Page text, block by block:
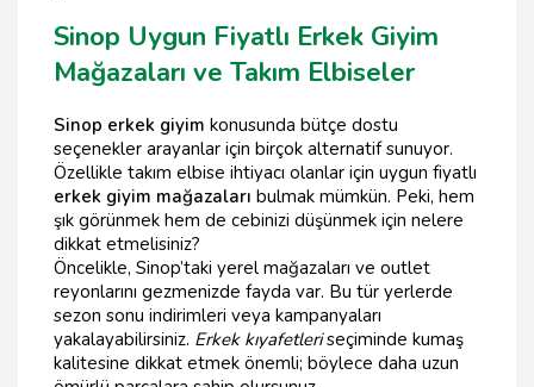
Sinop Uygun Fiyatlı Erkek Giyim
Mağazaları ve Takım Elbiseler
Sinop erkek giyim konusunda bütçe dostu
seçenekler arayanlar için birçok alternatif sunuyor.
Özellikle takım elbise ihtiyacı olanlar için uygun fiyatlı
erkek giyim mağazaları bulmak mümkün. Peki, hem
şık görünmek hem de cebinizi düşünmek için nelere
dikkat etmelisiniz?
Öncelikle, Sinop’taki yerel mağazaları ve outlet
reyonlarını gezmenizde fayda var. Bu tür yerlerde
sezon sonu indirimleri veya kampanyaları
yakalayabilirsiniz. Erkek kıyafetleriseçiminde kumaş
kalitesine dikkat etmek önemli; böylece daha uzun